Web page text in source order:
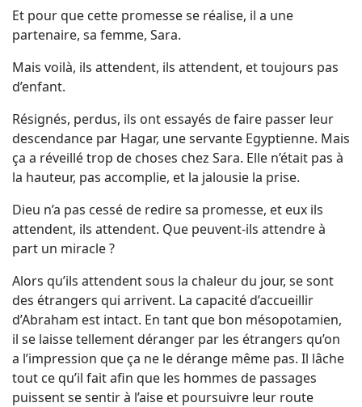
Et pour que cette promesse se réalise, il a une
partenaire, sa femme, Sara.
Mais voilà, ils attendent, ils attendent, et toujours pas
d’enfant.
Résignés, perdus, ils ont essayés de faire passer leur
descendance par Hagar, une servante Egyptienne. Mais
ça a réveillé trop de choses chez Sara. Elle n’était pas à
la hauteur, pas accomplie, et la jalousie la prise.
Dieu n’a pas cessé de redire sa promesse, et eux ils
attendent, ils attendent. Que peuvent-ils attendre à
part un miracle ?
Alors qu’ils attendent sous la chaleur du jour, se sont
des étrangers qui arrivent. La capacité d’accueillir
d’Abraham est intact. En tant que bon mésopotamien,
il se laisse tellement déranger par les étrangers qu’on
a l’impression que ça ne le dérange même pas. Il lâche
tout ce qu’il fait afin que les hommes de passages
puissent se sentir à l’aise et poursuivre leur route